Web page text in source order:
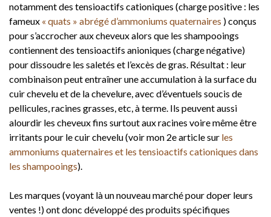
notamment des tensioactifs cationiques (charge positive : les
fameux « quats » abrégé d’ammoniums quaternaires ) conçus
pour s’accrocher aux cheveux alors que les shampooings
contiennent des tensioactifs anioniques (charge négative)
pour dissoudre les saletés et l’excès de gras. Résultat : leur
combinaison peut entraîner une accumulation à la surface du
cuir chevelu et de la chevelure, avec d’éventuels soucis de
pellicules, racines grasses, etc, à terme. Ils peuvent aussi
alourdir les cheveux fins surtout aux racines voire même être
irritants pour le cuir chevelu (voir mon 2e article sur les
ammoniums quaternaires et les tensioactifs cationiques dans
les shampooings).
Les marques (voyant là un nouveau marché pour doper leurs
ventes !) ont donc développé des produits spécifiques